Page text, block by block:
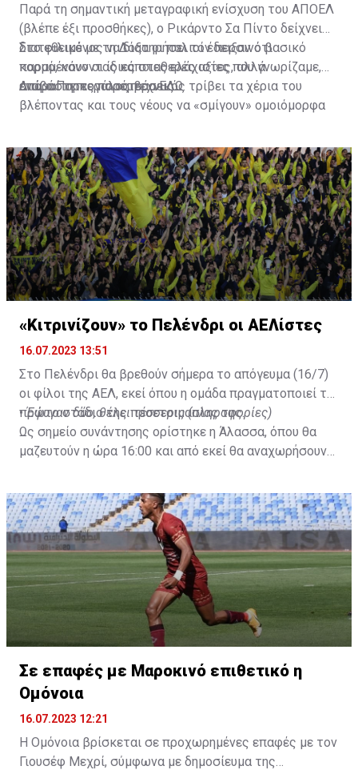
Παρά τη σημαντική μεταγραφική ενίσχυση του ΑΠΟΕΛ
(βλέπε έξι προσθήκες), ο Ρικάρντο Σα Πίντο δείχνει
διατεθειμένος να διατηρήσει τον περσινό βασικό
κορμό, κάνοντας κάποιες ελάχιστες, αλλά
απαραίτητες παρεμβάσεις.
Στο φιλικό με τη Δόξα οι παλιοί έδειξαν ότι
παραμένουν οι ίδιες σταθερές αξίες που γνωρίζαμε,
ενώ ο Πορτογάλος τεχνικός τρίβει τα χέρια του
βλέποντας και τους νέους να «σμίγουν» ομοιόμορφα
Διαβάστε περισσότεραΕΔΩ.
«Κιτρινίζουν» το Πελένδρι οι ΑΕΛίστες
16.07.2023 13:51
Στο Πελένδρι θα βρεθούν σήμερα το απόγευμα (16/7)
οι φίλοι της ΑΕΛ, εκεί όπου η ομάδα πραγματοποιεί το
πρώτο στάδιο της προετοιμασίας της.
•Έφυγαν δύο, θέλει τέσσερις (πληροφορίες)
Ως σημείο συνάντησης ορίστηκε η Άλασσα, όπου θα
μαζευτούν η ώρα 16:00 και από εκεί θα αναχωρήσουν
της ομάδας.
Σε επαφές με Μαροκινό επιθετικό η
Ομόνοια
16.07.2023 12:21
Η Ομόνοια βρίσκεται σε προχωρημένες επαφές με τον
Γιουσέφ Μεχρί, σύμφωνα με δημοσίευμα της